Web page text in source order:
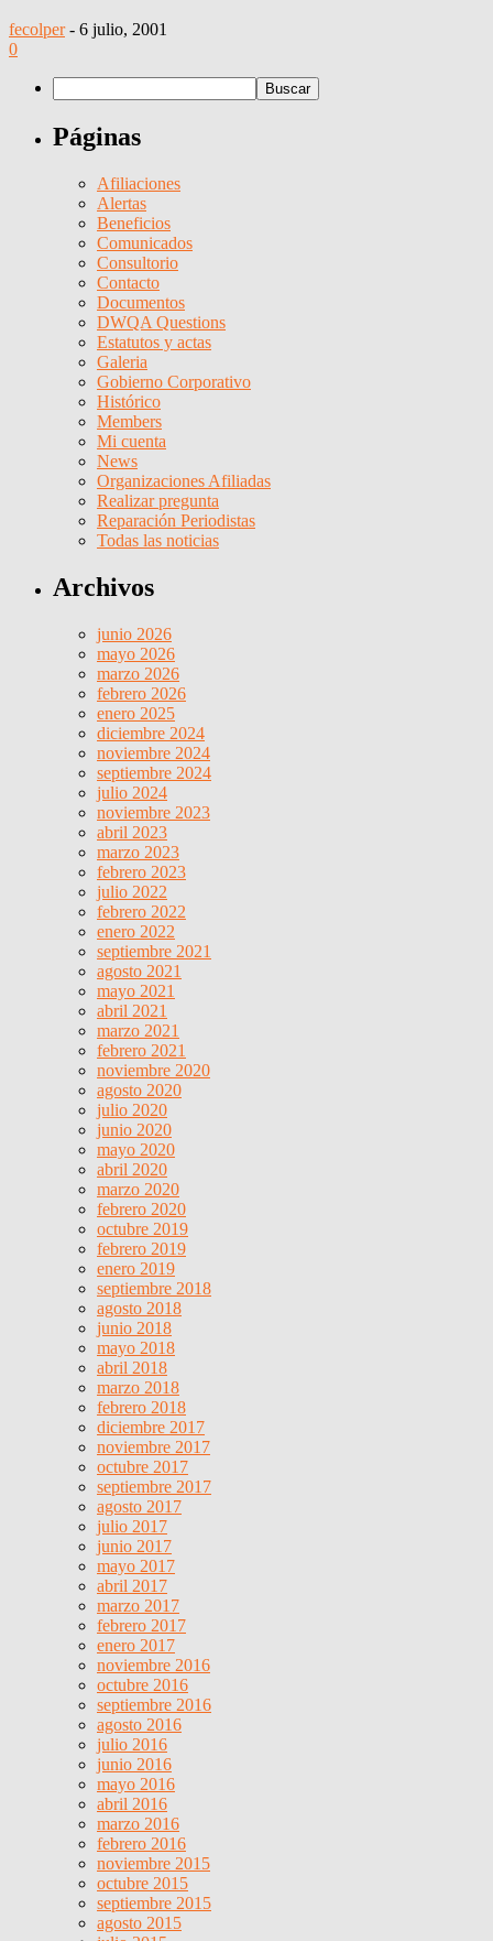
fecolper - 6 julio, 2001
0
Páginas
Afiliaciones
Alertas
Beneficios
Comunicados
Consultorio
Contacto
Documentos
DWQA Questions
Estatutos y actas
Galeria
Gobierno Corporativo
Histórico
Members
Mi cuenta
News
Organizaciones Afiliadas
Realizar pregunta
Reparación Periodistas
Todas las noticias
Archivos
junio 2026
mayo 2026
marzo 2026
febrero 2026
enero 2025
diciembre 2024
noviembre 2024
septiembre 2024
julio 2024
noviembre 2023
abril 2023
marzo 2023
febrero 2023
julio 2022
febrero 2022
enero 2022
septiembre 2021
agosto 2021
mayo 2021
abril 2021
marzo 2021
febrero 2021
noviembre 2020
agosto 2020
julio 2020
junio 2020
mayo 2020
abril 2020
marzo 2020
febrero 2020
octubre 2019
febrero 2019
enero 2019
septiembre 2018
agosto 2018
junio 2018
mayo 2018
abril 2018
marzo 2018
febrero 2018
diciembre 2017
noviembre 2017
octubre 2017
septiembre 2017
agosto 2017
julio 2017
junio 2017
mayo 2017
abril 2017
marzo 2017
febrero 2017
enero 2017
noviembre 2016
octubre 2016
septiembre 2016
agosto 2016
julio 2016
junio 2016
mayo 2016
abril 2016
marzo 2016
febrero 2016
noviembre 2015
octubre 2015
septiembre 2015
agosto 2015